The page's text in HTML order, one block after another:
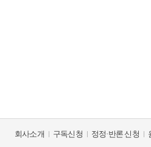
회사소개 구독신청 정정·반론 신청